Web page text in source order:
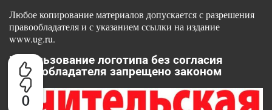
0
Любое копирование материалов допускается с разрешения
правообладателя и с указанием ссылки на издание
www.ug.ru.
Использование логотипа без согласия
правообладателя запрещено законом